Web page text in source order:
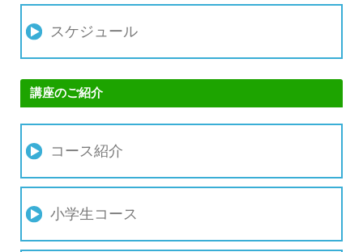
スケジュール
講座のご紹介
コース紹介
小学生コース